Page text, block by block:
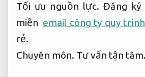
Tối ưu nguồn lực. Đăng ký
miền email công ty quy
rẻ.
Chuyên môn. Tư vấn tận tâm.